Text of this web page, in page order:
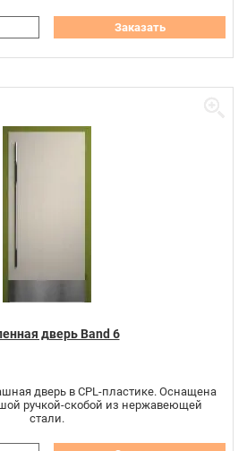
Заказать
дверь Band 6
дверь в CPL-пластике. Оснащена
ручкой-скобой из нержавеющей
стали.